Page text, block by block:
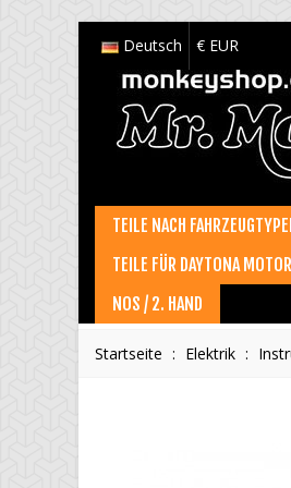
Deutsch € EUR
TEILE NACH
TEILE FÜR DAYTONA
NOS / 2. HAND
Startseite : Elektrik :